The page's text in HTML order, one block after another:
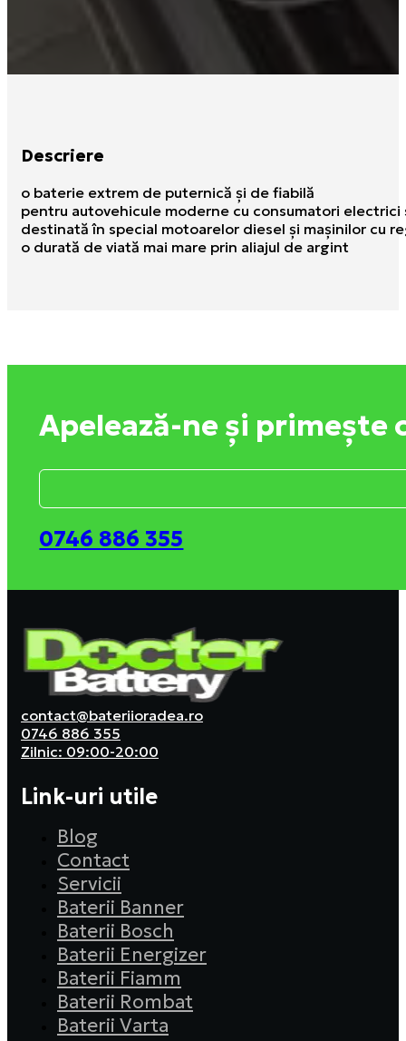
Descriere
o baterie extrem de puternică şi de fiabilă
pentru autovehicule moderne cu consumatori electrici
destinată în special motoarelor diesel şi maşinilor cu
o durată de viată mai mare prin aliajul de argint
Apelează-ne și
0746 886 355
contact@bateriioradea.ro
0746 886 355
Zilnic: 09:00-20:00
Link-uri utile
Blog
Contact
Servicii
Baterii Banner
Baterii Bosch
Baterii Energizer
Baterii Fiamm
Baterii Rombat
Baterii Varta